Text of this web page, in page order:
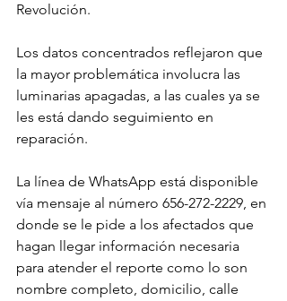
Revolución.
Los datos concentrados reflejaron que
la mayor problemática involucra las
luminarias apagadas, a las cuales ya se
les está dando seguimiento en
reparación.
La línea de WhatsApp está disponible
vía mensaje al número 656-272-2229, en
donde se le pide a los afectados que
hagan llegar información necesaria
para atender el reporte como lo son
nombre completo, domicilio, calle